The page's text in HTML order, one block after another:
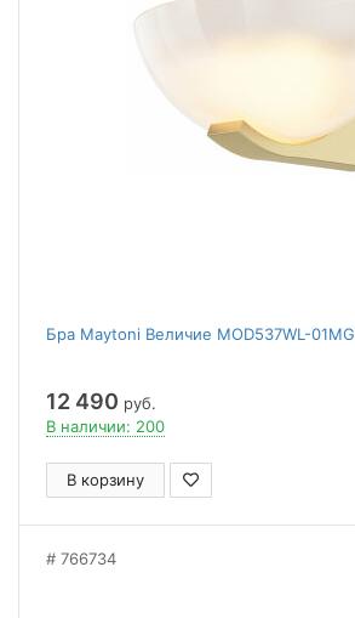
Бра Maytoni Величие MOD537WL-01MG
12 490 руб.
В наличии: 200
В корзину
766734